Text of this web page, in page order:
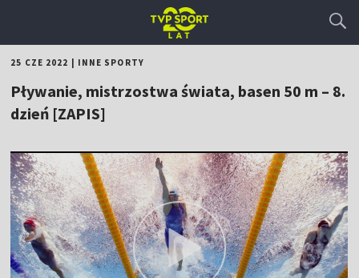
25 CZE 2022 INNE SPORTY
Pływanie, mistrzostwa świata, basen 50 m – 8.
dzień [ZAPIS]